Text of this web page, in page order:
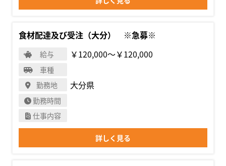
食材配達及び受注（大分） ※急募※
給与 ￥120,000〜￥120,000
車種
勤務地
大分県
勤務時間
仕事内容
詳しく見る